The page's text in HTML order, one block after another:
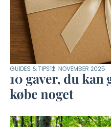
GUIDES & TIPS12. NOVEMBER 2025
10 gaver, du kan
købe noget